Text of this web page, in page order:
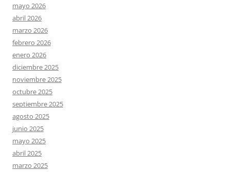
mayo 2026
abril 2026
marzo 2026
febrero 2026
enero 2026
diciembre 2025
noviembre 2025
octubre 2025
septiembre 2025
agosto 2025
junio 2025
mayo 2025
abril 2025
marzo 2025